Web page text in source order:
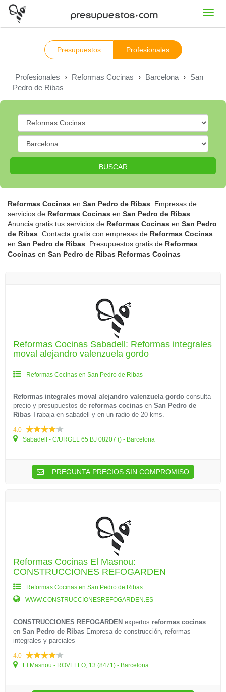
Presupuestos Profesionales
Profesionales › Reformas Cocinas › Barcelona › San
Pedro de Ribas
BUSCAR
Reformas Cocinas en San Pedro de Ribas: Empresas de
servicios de Reformas Cocinas en San Pedro de Ribas
Anuncia gratis tus servicios de Reformas Cocinas en San Pedro
de Ribas . Contacta gratis con empresas de Reformas Cocinas
en San Pedro de Ribas . Presupuestos gratis de Reformas
Cocinas en San Pedro de Ribas Reformas Cocinas
Reformas Cocinas Sabadell: Reformas integrales
moval alejandro valenzuela gordo
Reformas Cocinas en San Pedro de Ribas
Reformas integrales moval alejandro valenzuela gordo consulta
precio y presupuestos de reformas cocinas en San Pedro de
Ribas Trabaja en sabadell y en un radio de 20 kms.
4.0
Sabadell - C/URGEL 65 BJ 08207 () - Barcelona
PREGUNTA PRECIOS SIN COMPROMISO
Reformas Cocinas El Masnou:
CONSTRUCCIONES REFOGARDEN
Reformas Cocinas en San Pedro de Ribas
WWW.CONSTRUCCIONESREFOGARDEN.ES
CONSTRUCCIONES REFOGARDEN expertos reformas cocinas
en San Pedro de Ribas Empresa de construcción, reformas
integrales y parciales
4.0
El Masnou - ROVELLO, 13 (8471) - Barcelona